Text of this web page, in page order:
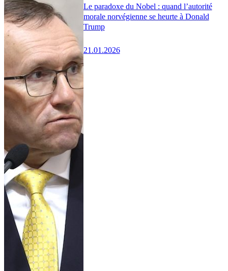
Le paradoxe du Nobel : quand l’autorité
morale norvégienne se heurte à Donald
Trump
21.01.2026